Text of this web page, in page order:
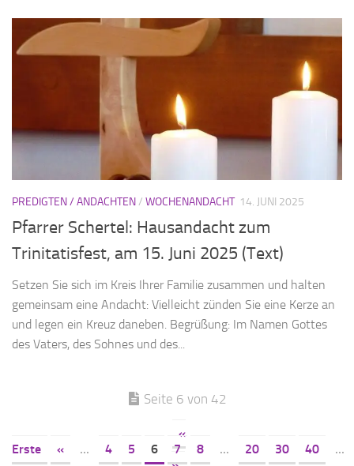
PREDIGTEN / ANDACHTEN/ WOCHENANDACHT 14. JUNI 2025
Pfarrer Schertel: Hausandacht zum
Trinitatisfest, am 15. Juni 2025 (Text)
Setzen Sie sich im Kreis Ihrer Familie zusammen und halten
gemeinsam eine Andacht: Vielleicht zünden Sie eine Kerze an
und legen ein Kreuz daneben. Begrüßung: Im Namen Gottes
des Vaters, des Sohnes und des...
Seite 6 von 42
«
Erste
« ... 4 5 6 7 8 ... 20 30 40
...